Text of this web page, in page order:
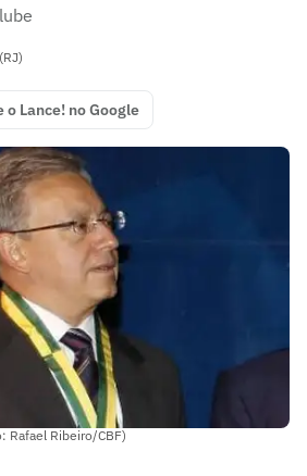
o Lance! no Google
Rafael Ribeiro/CBF)